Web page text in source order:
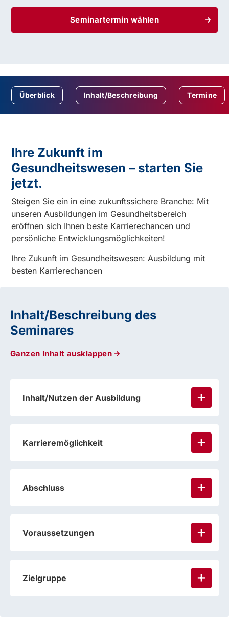
Seminartermin wählen
Überblick Inhalt/Beschreibung Termine
Ihre Zukunft im
Gesundheitswesen – starten Sie
jetzt.
Steigen Sie ein in eine zukunftssichere Branche: Mit
unseren Ausbildungen im Gesundheitsbereich
eröffnen sich Ihnen beste Karrierechancen und
persönliche Entwicklungsmöglichkeiten!
Ihre Zukunft im Gesundheitswesen: Ausbildung mit
besten Karrierechancen
Inhalt/Beschreibung des
Seminares
Ganzen Inhalt ausklappen
Inhalt/Nutzen der Ausbildung
Karrieremöglichkeit
Abschluss
Voraussetzungen
Zielgruppe